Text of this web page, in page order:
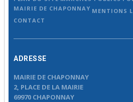
MAIRIE DE CHAPONNAY MENTIONS
CONTACT
ADRESSE
MAIRIE DE CHAPONNAY
2, PLACE DE LA MAIRIE
69970 CHAPONNAY